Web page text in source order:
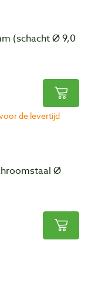
(schacht Ø 9,0
de levertijd
Ø